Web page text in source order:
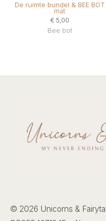
De ruimte bundel & BEE BOT
mat
€ 5,00
Bee bot
© 2026 Unicorns &